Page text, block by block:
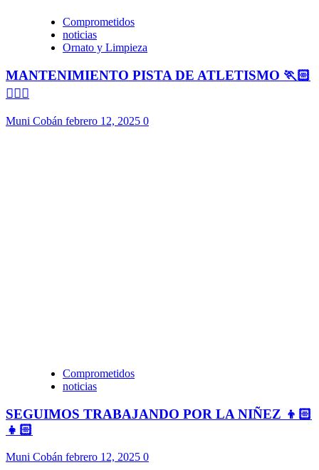
Comprometidos
noticias
Ornato y Limpieza
MANTENIMIENTO PISTA DE ATLETISMO 🏃🏻
🏃🏻‍♀️
Muni Cobán febrero 12, 2025 0
Comprometidos
noticias
SEGUIMOS TRABAJANDO POR LA NIÑEZ 👦🏻
👧🏻
Muni Cobán febrero 12, 2025 0